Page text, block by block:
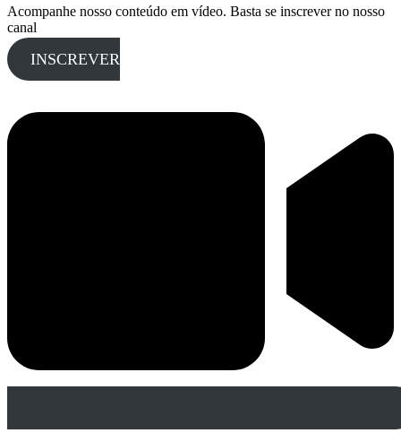
Acompanhe nosso conteúdo em vídeo. Basta se inscrever no nosso
canal
INSCREVER